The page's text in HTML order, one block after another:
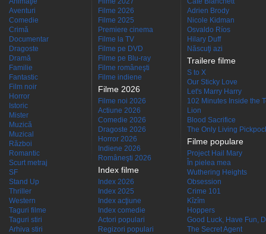
Aventuri
Comedie
Crimă
Documentar
Dragoste
Dramă
Familie
Fantastic
Film noir
Horror
Istoric
Mister
Muzică
Muzical
Război
Romantic
Scurt metraj
SF
Stand Up
Thriller
Western
Taguri filme
Taguri stiri
Arhiva stiri
Filme 2026
Filme 2025
Premiere cinema
Filme la TV
Filme pe DVD
Filme pe Blu-ray
Filme româneşti
Filme indiene
Filme 2026
Filme noi 2026
Actiune 2026
Comedie 2026
Dragoste 2026
Horror 2026
Indiene 2026
Româneşti 2026
Index filme
Index 2026
Index 2025
Index acţiune
Index comedie
Actori populari
Regizori populari
Adrien Brody
Nicole Kidman
Osvaldo Ríos
Hilary Duff
Născuţi azi
Trailere filme
S to X
Our Sticky Love
Let's Marry Harry
102 Minutes Inside the
Lion
Blood Sacrifice
The Only Living
Filme populare
Project Hail Mary
În pielea mea
Wuthering Heights
Obsession
Crime 101
Kîzîm
Hoppers
Good Luck, Have Fun,
The Secret Agent